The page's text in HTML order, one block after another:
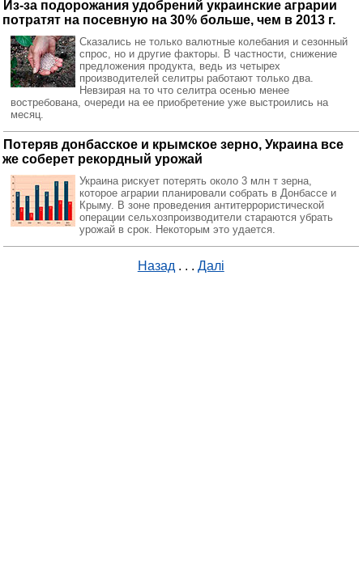
Из-за подорожания удобрений украинские аграрии
потратят на посевную на 30 % больше, чем в 2013 г.
Сказались не только валютные колебания и сезонный
спрос, но и другие факторы. В частности, снижение
предложения продукта, ведь из четырех
производителей селитры работают только два.
Невзирая на то что селитра осенью менее
востребована, очереди на ее приобретение уже выстроились на
месяц.
Потеряв донбасское и крымское зерно, Украина все
же соберет рекордный урожай
Украина рискует потерять около 3 млн т зерна,
которое аграрии планировали собрать в Донбассе и
Крыму. В зоне проведения антитеррористической
операции сельхозпроизводители стараются убрать
урожай в срок. Некоторым это удается.
Назад . . . Далі